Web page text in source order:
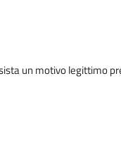
un motivo legittimo